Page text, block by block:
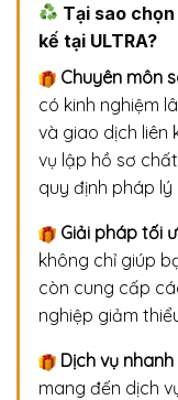
Tại sao
kế tại ULTRA?
Chuyên môn
có kinh nghiệm
và giao dịch liên
vụ lập hồ sơ
quy định pháp lý
Giải pháp tối
không chỉ giúp
còn cung cấp
nghiệp giảm
Dịch vụ
mang đến dịch